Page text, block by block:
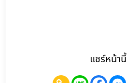
แชร์หน้านี้